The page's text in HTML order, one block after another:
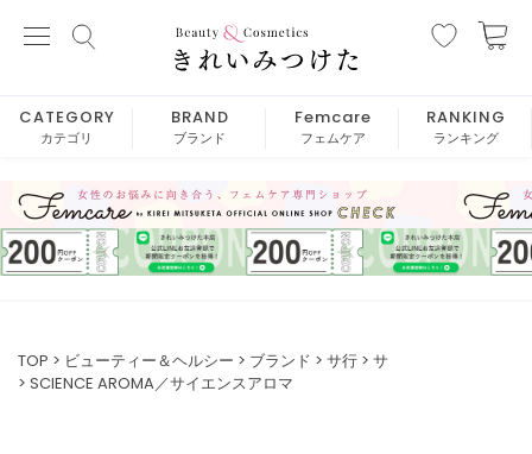
CATEGORY
カテゴリ
BRAND
ブランド
Femcare
フェムケア
RANKING
ランキング
TOP ビューティー＆ヘルシー ブランド サ行
サ
SCIENCE AROMA／サイエンスアロマ